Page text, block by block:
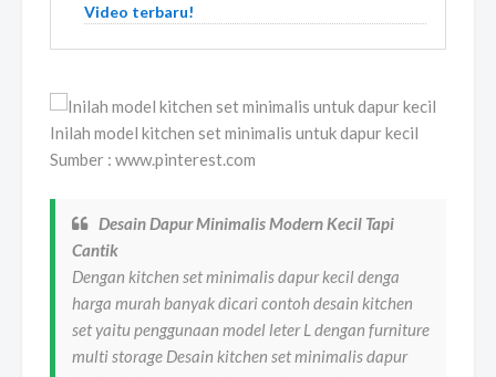
Video terbaru!
Inilah model kitchen set minimalis untuk dapur kecil
Sumber : www.pinterest.com
Desain Dapur Minimalis Modern Kecil Tapi
Cantik
Dengan kitchen set minimalis dapur kecil denga
harga murah banyak dicari contoh desain kitchen
set yaitu penggunaan model leter L dengan furniture
multi storage Desain kitchen set minimalis dapur